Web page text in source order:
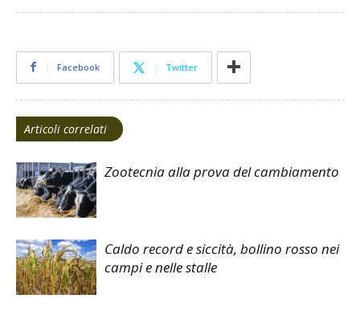
Facebook Twitter
Articoli correlati
Zootecnia alla prova del cambiamento
Caldo record e siccità, bollino rosso nei
campi e nelle stalle